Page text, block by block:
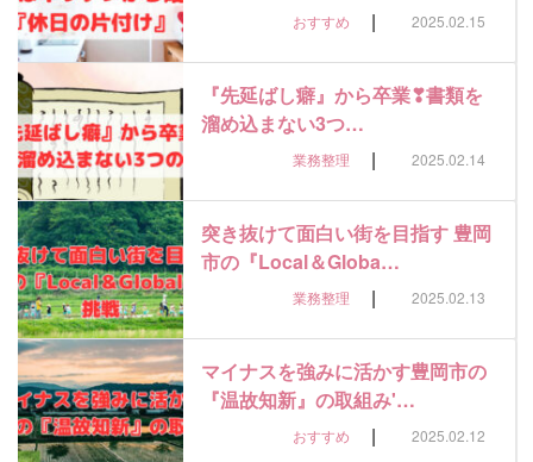
おすすめ | 2025.02.15
『先延ばし癖』から卒業❣書類を
溜め込まない3つ…
業務整理 | 2025.02.14
突き抜けて面白い街を目指す 豊岡
市の『Local＆Globa…
業務整理 | 2025.02.13
マイナスを強みに活かす豊岡市の
『温故知新』の取組み'…
おすすめ | 2025.02.12